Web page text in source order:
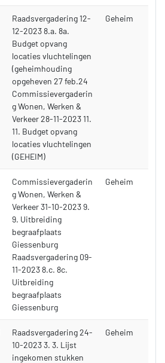
Raadsvergadering 12-
12-2023 8.a. 8a.
Budget opvang
locaties vluchtelingen
(geheimhouding
opgeheven 27 feb.24
Commissievergaderin
g Wonen, Werken &
Verkeer 28-11-2023 11.
11. Budget opvang
locaties vluchtelingen
(GEHEIM)
Geheim
Commissievergaderin
g Wonen, Werken &
Verkeer 31-10-2023 9.
9. Uitbreiding
begraafplaats
Giessenburg
Raadsvergadering 09-
11-2023 8.c. 8c.
Uitbreiding
begraafplaats
Giessenburg
Geheim
Raadsvergadering 24-
10-2023 3. 3. Lijst
ingekomen stukken
Geheim